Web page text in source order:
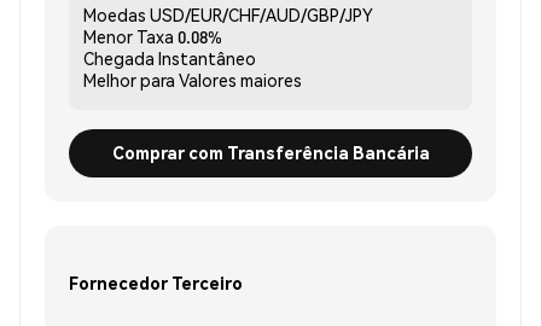
Moedas USD/EUR/CHF/AUD/GBP/JPY
Menor Taxa 0.08%
Chegada Instantâneo
Melhor para Valores maiores
Comprar com Transferência Bancária
Fornecedor Terceiro